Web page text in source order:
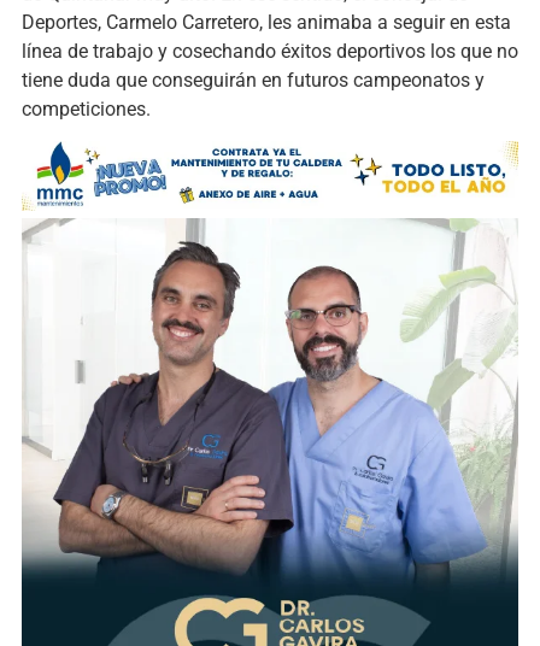
Deportes, Carmelo Carretero, les animaba a seguir en esta
línea de trabajo y cosechando éxitos deportivos los que no
tiene duda que conseguirán en futuros campeonatos y
competiciones.